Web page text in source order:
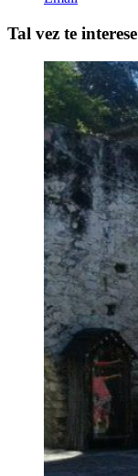
Tal vez te interese